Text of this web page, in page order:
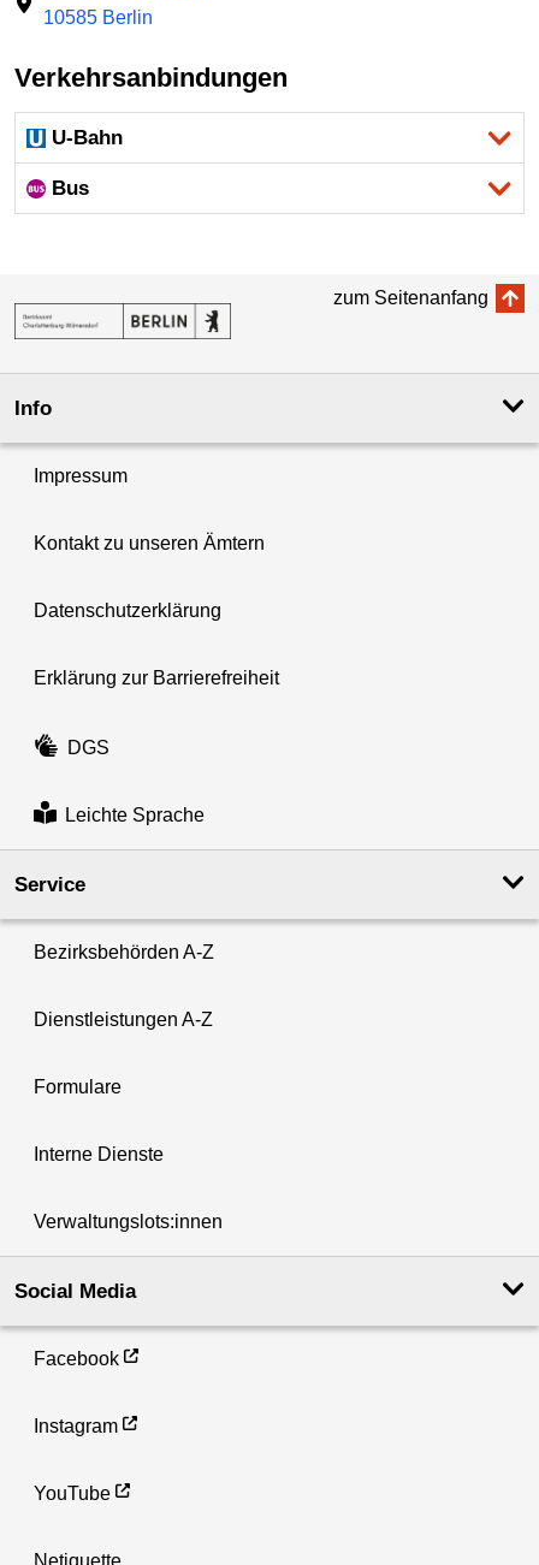
10585 Berlin
Verkehrsanbindungen
U-Bahn
Bus
zum Seitenanfang
Info
Impressum
Kontakt zu unseren Ämtern
Datenschutzerklärung
Erklärung zur Barrierefreiheit
DGS
Leichte Sprache
Service
Bezirksbehörden A-Z
Dienstleistungen A-Z
Formulare
Interne Dienste
Verwaltungslots:innen
Social Media
Facebook
Instagram
YouTube
Netiquette